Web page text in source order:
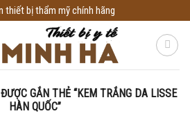
thiết bị thẩm mỹ chính hãng
GẮN THẺ “KEM TRẮNG DA LISSE
HÀN QUỐC”